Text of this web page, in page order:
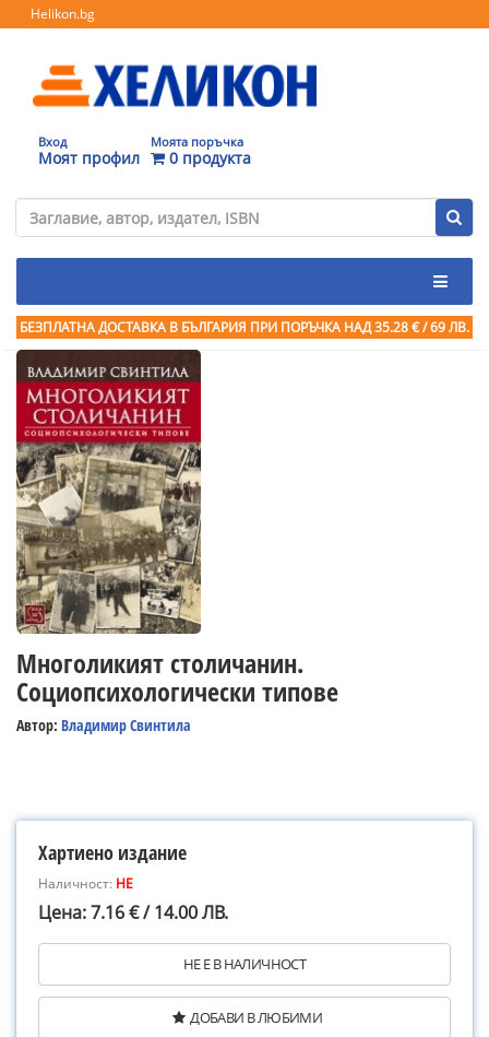
Helikon.bg
Вход
Моят профил
Моята поръчка
0 продукта
БЕЗПЛАТНА ДОСТАВКА В БЪЛГАРИЯ ПРИ ПОРЪЧКА НАД 35.28 € / 69 ЛВ.
Многоликият столичанин.
Социопсихологически типове
Автор: Владимир Свинтила
Хартиено издание
Наличност: НЕ
Цена: 7.16 € / 14.00 ЛВ.
НЕ Е В НАЛИЧНОСТ
ДОБАВИ В ЛЮБИМИ